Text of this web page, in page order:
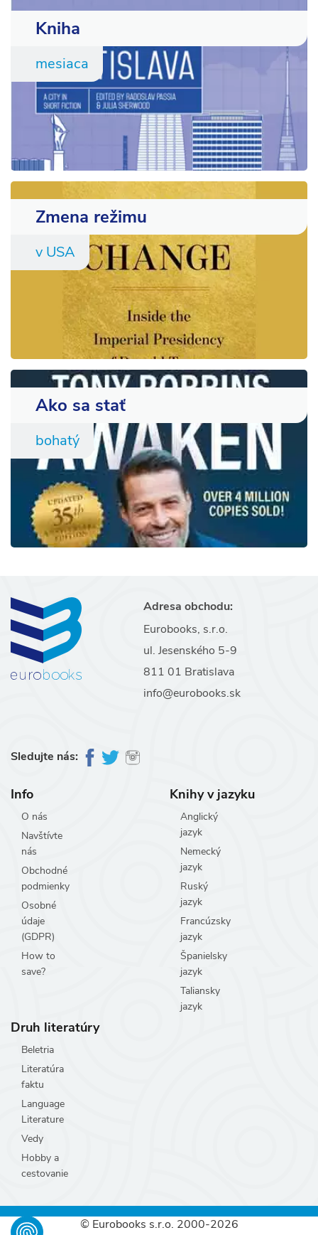
Kniha
mesiaca
Zmena režimu
v USA
Ako sa stať
bohatý
Adresa obchodu:
Eurobooks, s.r.o.
ul. Jesenského 5-9
811 01 Bratislava
info@eurobooks.sk
Sledujte nás:
Info
O nás
Navštívte
nás
Obchodné
podmienky
Osobné
údaje
(GDPR)
How to
save?
Knihy v jazyku
Anglický
jazyk
Nemecký
jazyk
Ruský
jazyk
Francúzsky
jazyk
Španielsky
jazyk
Taliansky
jazyk
Druh literatúry
Beletria
Literatúra
faktu
Language
Literature
Vedy
Hobby a
cestovanie
© Eurobooks s.r.o. 2000-2026